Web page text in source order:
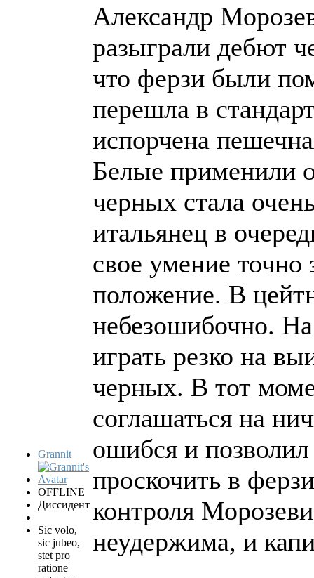
Grannit
OFFLINE
Диссидент
Sic volo,
sic jubeo,
stet pro
ratione
Александр
разыграли дебют
что ферзи были
перешла в
испорчена
Белые применили
черных стала
итальянец в
свое умение
положение. В
небезошибочно.
играть резко на
черных. В тот
соглашаться на
ошибся и
проскочить в
контроля
неудержима, и